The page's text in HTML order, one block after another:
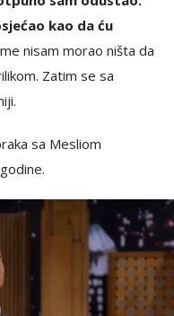
kao da ću
nisam morao ništa da
Zatim se sa
sa Mesliom